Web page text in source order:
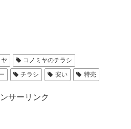
コノミヤのチラシ
チラシ 安い 特売
サーリンク